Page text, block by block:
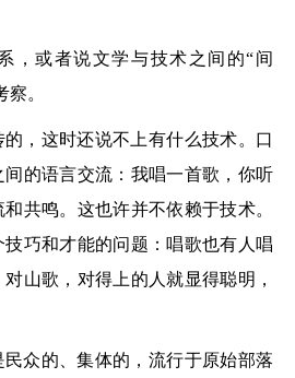
，或者说文学与技术之间的“间
。
，这时还说不上有什么技术。口
的语言交流：我唱一首歌，你听
共鸣。这也许并不依赖于技术。
巧和才能的问题：唱歌也有人唱
山歌，对得上的人就显得聪明，
民众的、集体的，流行于原始部落